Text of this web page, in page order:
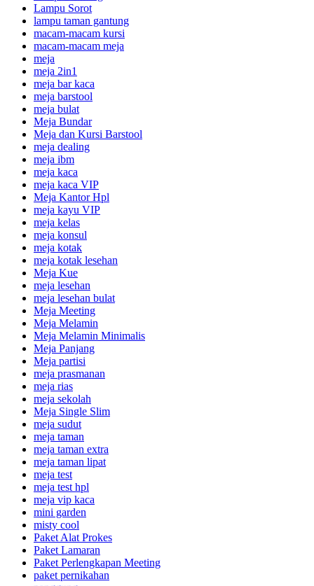
Lampu Sorot
lampu taman gantung
macam-macam kursi
macam-macam meja
meja
meja 2in1
meja bar kaca
meja barstool
meja bulat
Meja Bundar
Meja dan Kursi Barstool
meja dealing
meja ibm
meja kaca
meja kaca VIP
Meja Kantor Hpl
meja kayu VIP
meja kelas
meja konsul
meja kotak
meja kotak lesehan
Meja Kue
meja lesehan
meja lesehan bulat
Meja Meeting
Meja Melamin
Meja Melamin Minimalis
Meja Panjang
Meja partisi
meja prasmanan
meja rias
meja sekolah
Meja Single Slim
meja sudut
meja taman
meja taman extra
meja taman lipat
meja test
meja test hpl
meja vip kaca
mini garden
misty cool
Paket Alat Prokes
Paket Lamaran
Paket Perlengkapan Meeting
paket pernikahan